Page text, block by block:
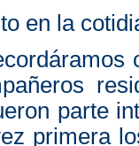
en la
parte
primera